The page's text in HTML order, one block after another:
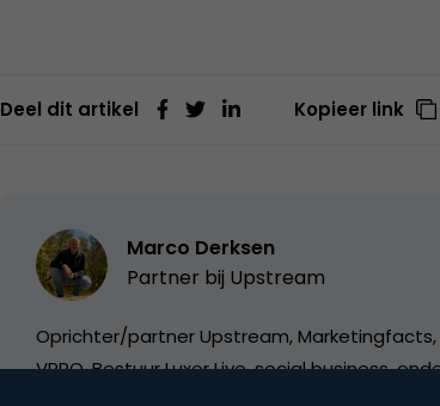
Deel dit artikel Kopieer link
Marco Derksen
Partner bij Upstream
Oprichter/partner Upstream, Marketingfacts,
VPRO, Bestuur Luxor Live, social business,